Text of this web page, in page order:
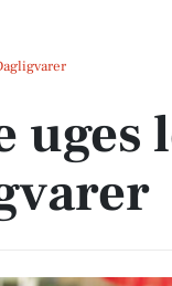
tilbud på dagligvarer
uges